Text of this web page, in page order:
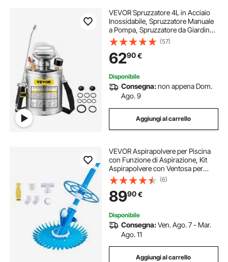
VEVOR Spruzzatore 4L in Acciaio
Inossidabile, Spruzzatore Manuale
a Pompa, Spruzzatore da Giardino
Rinforzato a Pressione da 3,3
Pollici, Spruzzatore per
Giardinaggio Domestico e Pulizia
del Terreno
(57)
6290€
Disponibile
Consegna:non appena Dom.
Ago. 9
Aggiungi al carrello
VEVOR Aspirapolvere per Piscina
con Funzione di Aspirazione, Kit
Aspirapolvere con Ventosa per
Piscina Spazzatrice per Pulizia con
12 Tubi, Adatto per Piscine Interrate
e Fuori Terra, Blu
(6)
8990€
Disponibile
Consegna:Ven. Ago. 7 - Mar.
Ago. 11
Aggiungi al carrello